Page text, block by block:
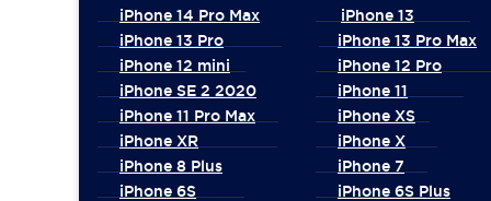
iPhone 14 Pro Max
iPhone 13
iPhone 13 Pro
iPhone 13 Pro Max
iPhone 12 mini
iPhone 12 Pro
iPhone SE 2 2020
iPhone 11
iPhone 11 Pro Max
iPhone XS
iPhone XR
iPhone X
iPhone 8 Plus
iPhone 7
iPhone 6S
iPhone 6S Plus